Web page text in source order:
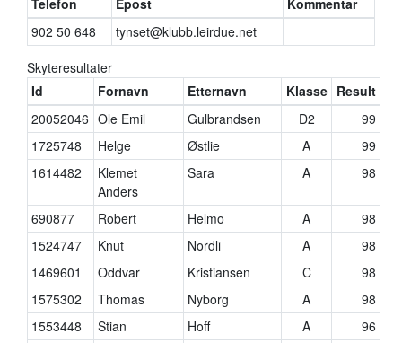
Telefon Epost
Kommentar
902 50 648
tynset@klubb.leirdue.net
Skyteresultater
Id
Fornavn Etternavn Klasse Result
20052046 Ole Emil Gulbrandsen D2
99
1725748
Helge Østlie A
99
1614482
Klemet
Anders
Sara A 98
690877 Robert Helmo A
98
1524747
Knut Nordli A
98
1469601
Oddvar Kristiansen C
98
1575302
Thomas Nyborg A
98
1553448
Stian Hoff A
96